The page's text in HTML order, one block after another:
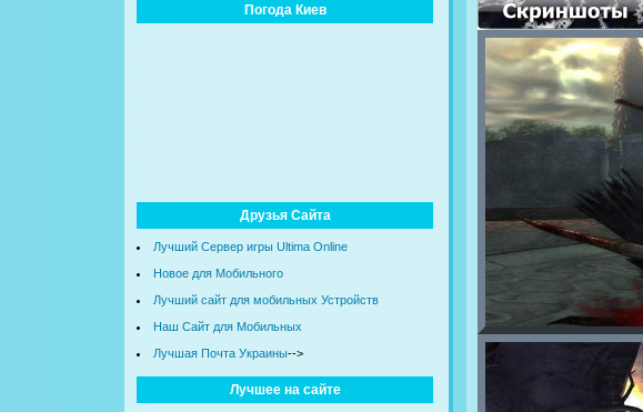
Погода Киев
Друзья Сайта
Лучший Сервер игры Ultima Online
Новое для Мобильного
Лучший сайт для мобильных Устройств
Наш Сайт для Мобильных
Лучшая Почта Украины-->
Лучшее на сайте